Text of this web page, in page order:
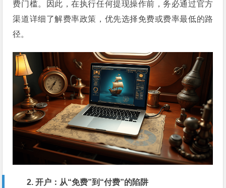
费门槛。因此，在执行任何提现操作前，务必通过官方
渠道详细了解费率政策，优先选择免费或费率最低的路
径。
2. 开户：从“免费”到“付费”的陷阱